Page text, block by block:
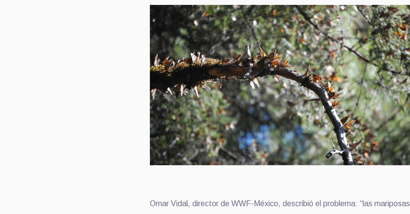
Omar Vidal, director de WWF-México, describió el problema: “las mariposas